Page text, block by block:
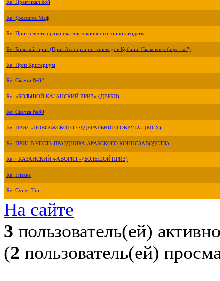
Re: Практикал Бой
Re: Джамила Маф
Re: Приз в честь праздника чистокровного коннозаводства
Re: Большой приз (Приз Ассоциации коневодов Кубани "Скаковое общество")
Re: Приз Критериум
Re: Скачка №82
Re: «БОЛЬШОЙ КАЗАНСКИЙ ПРИЗ» (ДЕРБИ)
Re: Скачка №80
Re: ПРИЗ «ПОВОЛЖСКОГО ФЕДЕРАЛЬНОГО ОКРУГА» (МСХ)
Re: ПРИЗ В ЧЕСТЬ ПРАЗДНИКА АРАБСКОГО КОННОЗАВОДСТВА
Re: «КАЗАНСКИЙ ФАВОРИТ» (БОЛЬШОЙ ПРИЗ)
Re: Гизана
Re: Супер Тип
На сайте
3 пользователь(ей) активно
(2 пользователь(ей)